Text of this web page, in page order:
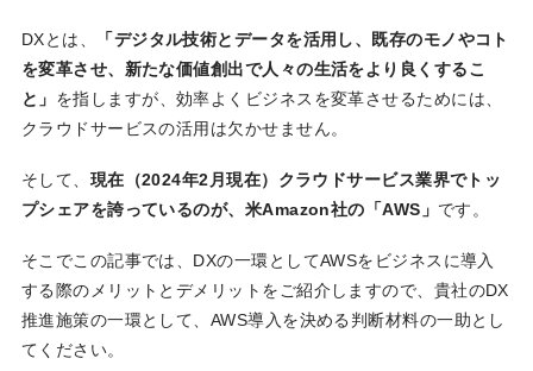
DXとは、
「デジタル技術とデータを活用し、既存のモノやコト
を変革させ、新たな価値創出で人々の生活をより良くするこ
と」 を指しますが、効率よくビジネスを変革させるためには、
クラウドサービスの活用は欠かせません。
そして、 現在（2024年2月現在）クラウドサービス業界でトッ
プシェアを誇っているのが、米Amazon社の「AWS」 です。
そこでこの記事では、DXの一環としてAWSをビジネスに導入
する際のメリットとデメリットをご紹介しますので、貴社のDX
推進施策の一環として、AWS導入を決める判断材料の一助とし
てください。